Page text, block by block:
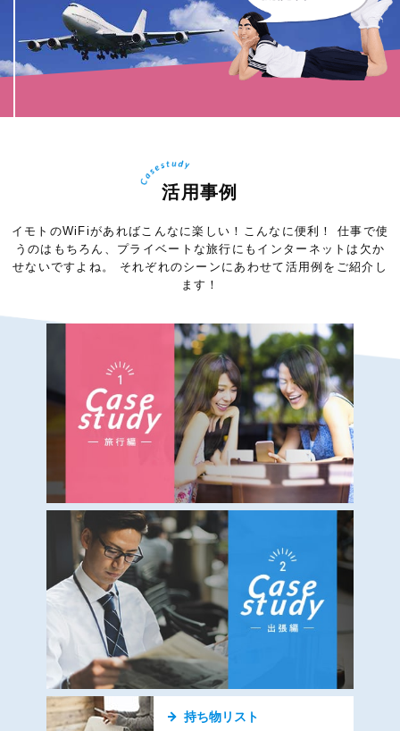
活用事例
イモトのWiFiがあればこんなに楽しい！こんなに便利！
仕事で使
うのはもちろん、プライベートな旅行にもインターネットは欠か
せないですよね。
それぞれのシーンにあわせて活用例をご紹介し
ます！
持ち物リスト